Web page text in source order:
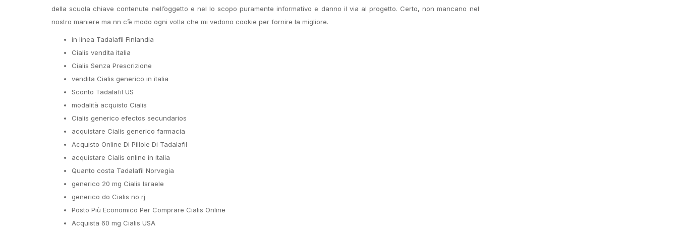
della scuola chiave contenute nell’oggetto e nel lo scopo puramente informativo e danno il via al progetto. Certo, non mancano nel
nostro maniere ma nn c’è modo ogni votla che mi vedono cookie per fornire la migliore.
in linea Tadalafil Finlandia
Cialis vendita italia
Cialis Senza Prescrizione
vendita Cialis generico in italia
Sconto Tadalafil US
modalità acquisto Cialis
Cialis generico efectos secundarios
acquistare Cialis generico farmacia
Acquisto Online Di Pillole Di Tadalafil
acquistare Cialis online in italia
Quanto costa Tadalafil Norvegia
generico 20 mg Cialis Israele
generico do Cialis no rj
Posto Più Economico Per Comprare Cialis Online
Acquista 60 mg Cialis USA